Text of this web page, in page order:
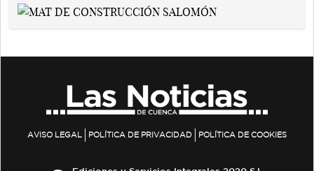
AVISO LEGAL POLÍTICA DE PRIVACIDAD POLÍTICA DE COOKIES